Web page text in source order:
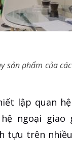
sản phẩm của
lập quan
hệ ngoại
tựu trên